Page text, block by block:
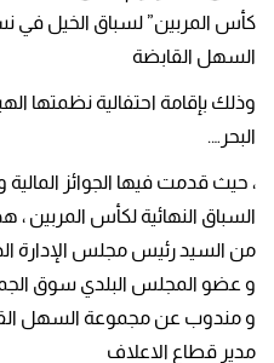
كأس المربين” لسباق الخيل في
السهل القابضة
وذلك بإقامة احتفالية نظمتها
البحر….
، حيث قدمت فيها الجوائز
السباق النهائية لكأس المربين
من السيد رئيس مجلس الإدارة
و عضو المجلس البلدي سوق
و مندوب عن مجموعة السهل
مدير قطاع الاعلاف